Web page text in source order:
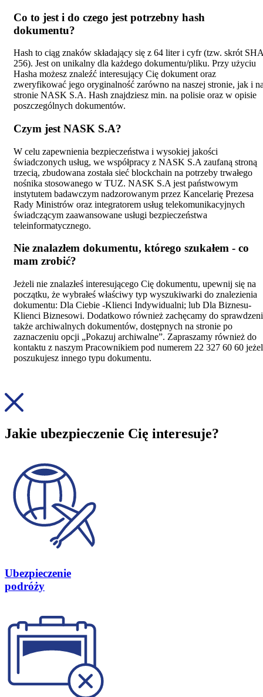
Co to jest i do czego jest potrzebny hash
dokumentu?
Hash to ciąg znaków składający się z 64 liter i cyfr (tzw. skrót
256). Jest on unikalny dla każdego dokumentu/pliku. Przy użyciu
Hasha możesz znaleźć interesujący Cię dokument oraz
zweryfikować jego oryginalność zarówno na naszej stronie, jak i
stronie NASK S.A. Hash znajdziesz min. na polisie oraz w opisie
poszczególnych dokumentów.
Czym jest NASK S.A?
W celu zapewnienia bezpieczeństwa i wysokiej jakości
świadczonych usług, we współpracy z NASK S.A zaufaną stroną
trzecią, zbudowana została sieć blockchain na potrzeby trwałego
nośnika stosowanego w TUZ. NASK S.A jest państwowym
instytutem badawczym nadzorowanym przez Kancelarię Prezesa
Rady Ministrów oraz integratorem usług telekomunikacyjnych
świadczącym zaawansowane usługi bezpieczeństwa
teleinformatycznego.
Nie znalazłem dokumentu, którego szukałem - co
mam zrobić?
Jeżeli nie znalazłeś interesującego Cię dokumentu, upewnij się na
początku, że wybrałeś właściwy typ wyszukiwarki do znalezienia
dokumentu: Dla Ciebie -Klienci Indywidualni; lub Dla Biznesu-
Klienci Biznesowi. Dodatkowo również zachęcamy do
także archiwalnych dokumentów, dostępnych na stronie po
zaznaczeniu opcji „Pokazuj archiwalne”. Zapraszamy również do
kontaktu z naszym Pracownikiem pod numerem 22 327 60 60
poszukujesz innego typu dokumentu.
Jakie ubezpieczenie Cię interesuje?
Ubezpieczenie
podróży